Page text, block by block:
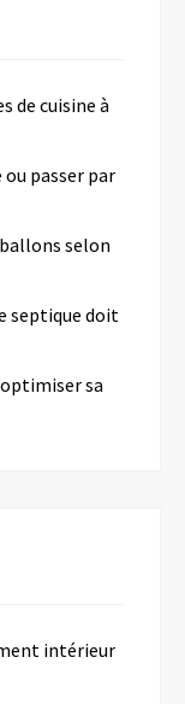
de cuisine à
passer par
selon
septique doit
sa
intérieur